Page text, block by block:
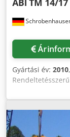
ABI TM 14/17
Gyártási év: 2010
információért
TM 14/17 V
Felépítmény :
Afoh Tyylo Aokr
meghajtással Jó